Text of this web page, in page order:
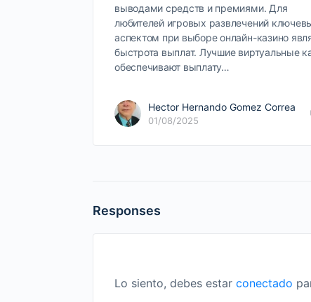
выводами средств и премиями. Для
любителей игровых развлечений
аспектом при выборе онлайн-казино
быстрота выплат. Лучшие виртуальные
обеспечивают выплату…
Hector Hernando Gomez Correa
01/08/2025
Responses
Lo siento, debes estar conectado